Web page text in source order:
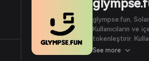
glympse.fun,
Kullanıcıların ve
tokenleştirir.
başkalarının
See more